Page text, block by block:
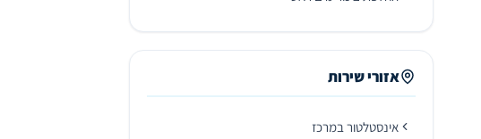
אזורי שירות
אינסטלטור במרכז